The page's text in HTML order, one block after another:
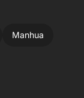
Manhua